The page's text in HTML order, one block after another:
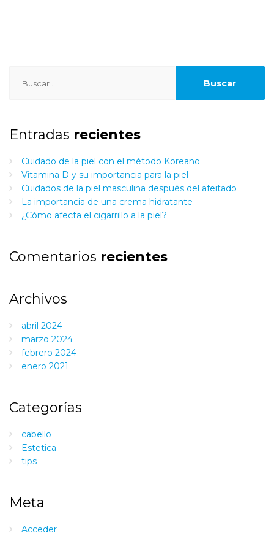
Entradas recientes
Cuidado de la piel con el método Koreano
Vitamina D y su importancia para la piel
Cuidados de la piel masculina después del afeitado
La importancia de una crema hidratante
¿Cómo afecta el cigarrillo a la piel?
Comentarios recientes
Archivos
abril 2024
marzo 2024
febrero 2024
enero 2021
Categorías
cabello
Estetica
tips
Meta
Acceder